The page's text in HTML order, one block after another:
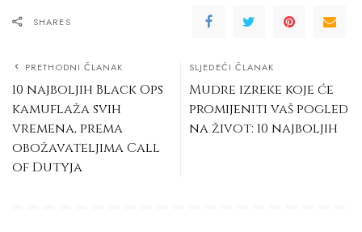
SHARES
PRETHODNI ČLANAK
10 najboljih Black Ops
kamuflaža svih
vremena, prema
obožavateljima Call
of Dutyja
SLJEDEĆI ČLANAK
Mudre izreke koje će
promijeniti vaš pogled
na život: 10 najboljih